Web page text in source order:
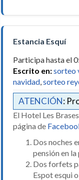
Estancia Esquí
Participa hasta el
Escrito en:sorteo
navidad,sorteo
ATENCIÓN:
El Hotel Les
página de
Dos noches
pensión en
Dos forfets
Espot esqui